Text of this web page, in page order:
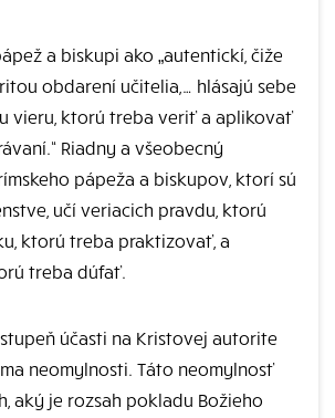
a biskupi ako „autentickí, čiže
obdarení učitelia,… hlásajú sebe
vieru, ktorú treba veriť a aplikovať
Riadny a všeobecný
pápeža a biskupov, ktorí sú
učí veriacich pravdu, ktorú
ktorú treba praktizovať, a
treba dúfať.
účasti na Kristovej autorite
neomylnosti. Táto neomylnosť
aký je rozsah pokladu Božieho